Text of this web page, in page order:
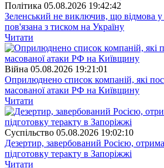
Полiтика 05.08.2026 19:42:42
Зеленський не виключив, що відмова у
пов'язана з тиском на Україну
Читати
Війна 05.08.2026 19:21:01
Оприлюднено список компаній, які
масованої атаки РФ на Київщину
Читати
Суспiльство 05.08.2026 19:02:10
Дезертир, завербований Росією,
підготовку теракту в Запоріжжі
Читати